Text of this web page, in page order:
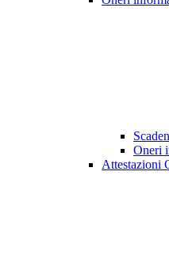
Oneri
Attestazioni